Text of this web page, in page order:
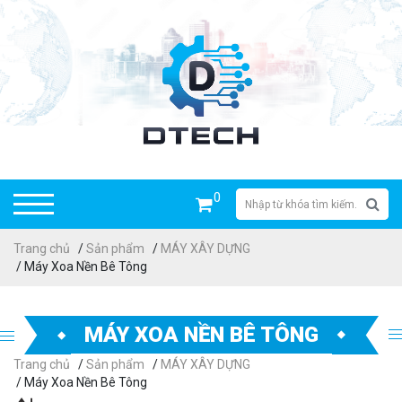
0
Trang chủ /Sản phẩm / MÁY XÂY DỰNG
/ Máy Xoa Nền Bê Tông
MÁY XOA NỀN BÊ TÔNG
Trang chủ /Sản phẩm / MÁY XÂY DỰNG
/ Máy Xoa Nền Bê Tông